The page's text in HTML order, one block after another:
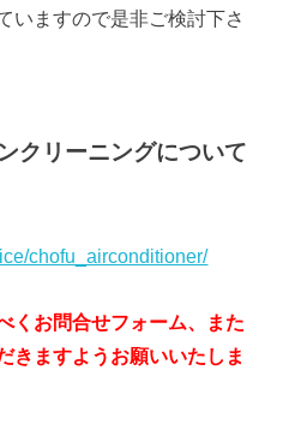
いますので是非ご検討下さ
クリーニングについて
chofu_airconditioner/
くお問合せフォーム、また
きますようお願いいたしま